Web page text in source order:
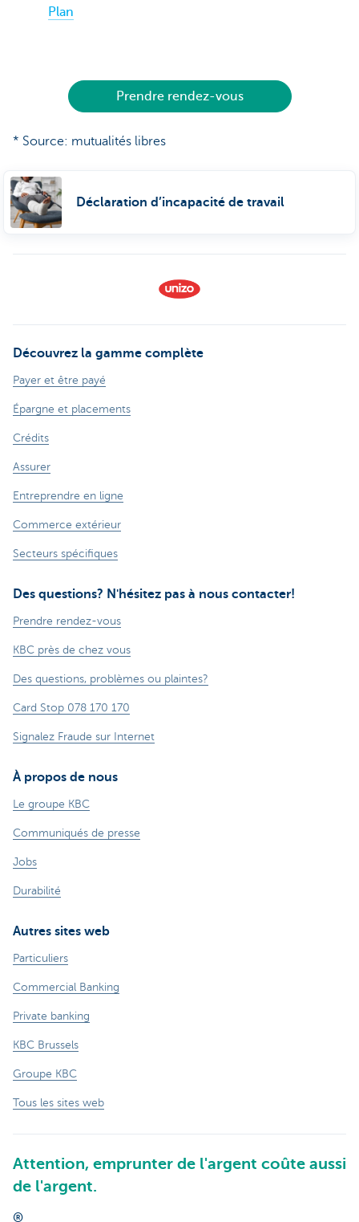
Plan
Prendre rendez-vous
* Source: mutualités libres
Déclaration d’incapacité de travail
Découvrez la gamme complète
Payer et être payé
Épargne et placements
Crédits
Assurer
Entreprendre en ligne
Commerce extérieur
Secteurs spécifiques
Des questions? N'hésitez pas à nous contacter!
Prendre rendez-vous
KBC près de chez vous
Des questions, problèmes ou plaintes?
Card Stop 078 170 170
Signalez Fraude sur Internet
À propos de nous
Le groupe KBC
Communiqués de presse
Jobs
Durabilité
Autres sites web
Particuliers
Commercial Banking
Private banking
KBC Brussels
Groupe KBC
Tous les sites web
Attention, emprunter de l'argent coûte aussi
de l'argent.
®